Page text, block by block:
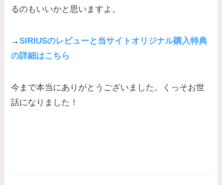
るのもいいかと思いますよ。
→SIRIUSのレビューと当サイトオリジナル購入特典
の詳細はこちら
今まで本当にありがとうございました。くっそお世
話になりました！